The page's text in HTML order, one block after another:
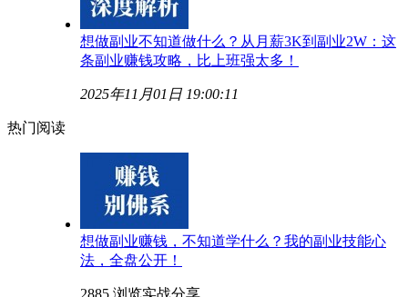
想做副业不知道做什么？从月薪3K到副业2W：这
条副业赚钱攻略，比上班强太多！
2025年11月01日 19:00:11
热门阅读
想做副业赚钱，不知道学什么？我的副业技能心
法，全盘公开！
2885 浏览实战分享